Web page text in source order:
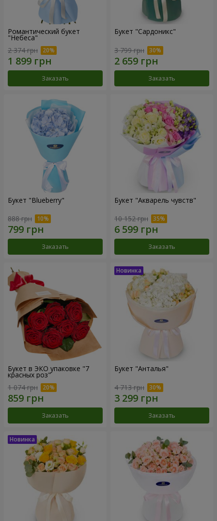
Романтический букет
"Небеса"
2 374 грн
Заказать
Букет "Сардоникс"
3 799 грн
Заказать
Букет "Blueberry"
888 грн
Заказать
Букет "Акварель чувств"
10 152 грн
Заказать
Букет в ЭКО упаковке "7
красных роз"
1 074 грн
Заказать
Букет "Анталья"
4 713 грн
Заказать